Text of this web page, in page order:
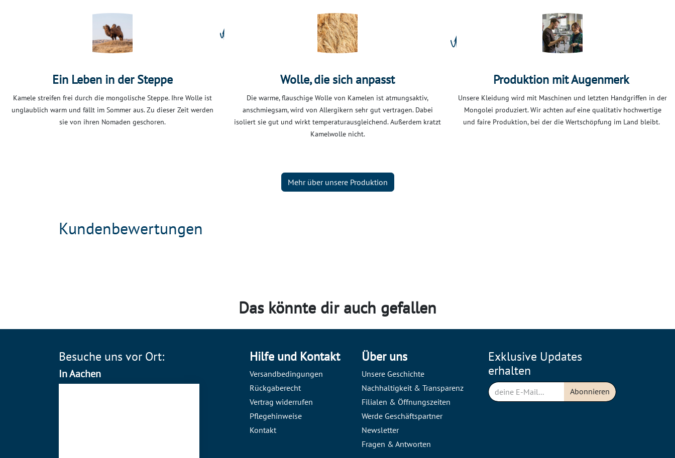
Ein Leben in der Steppe
Kamele streifen frei durch die mongolische Steppe. Ihre Wolle ist
unglaublich warm und fällt im Sommer aus. Zu dieser Zeit werden
sie von ihren Nomaden geschoren.
Wolle, die sich anpasst
Die warme, flauschige Wolle von Kamelen ist atmungsaktiv,
anschmiegsam, wird von Allergikern sehr gut vertragen. Dabei
isoliert sie gut und wirkt temperaturausgleichend. Außerdem kratzt
Kamelwolle nicht.
Produktion mit Augenmerk
Unsere Kleidung wird mit Maschinen und letzten Handgriffen in der
Mongolei produziert. Wir achten auf eine qualitativ hochwertige
und faire Produktion, bei der die Wertschöpfung im Land bleibt.
Mehr über unsere Produktion
Kundenbewertungen
Das könnte dir auch gefallen
Besuche uns vor Ort:
In Aachen
Hilfe und Kontakt
Versandbedingungen
Rückgaberecht
Vertrag widerrufen
Pflegehinweise
Kontakt
Über uns
Unsere Geschichte
Nachhaltigkeit & Transparenz
Filialen & Öffnungszeiten
Werde Geschäftspartner
Newsletter
Fragen & Antworten
Exklusive Updates
erhalten
Abonnieren